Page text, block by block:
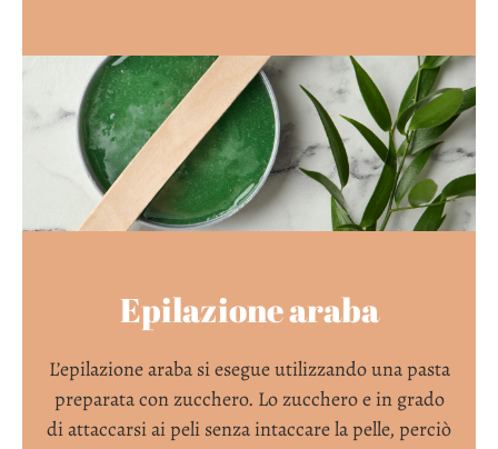
Epilazione araba
L’epilazione araba si esegue utilizzando una pasta
preparata con zucchero. Lo zucchero e in grado
di attaccarsi ai peli senza intaccare la pelle, perciò